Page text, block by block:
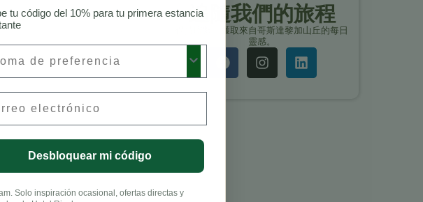
追隨我們的旅程
保持聯繫，獲取來自哥斯達黎加山丘的每日
靈感。
tu código del 10% para tu primera estancia
Desbloquear mi código
Solo inspiración ocasional, ofertas directas y